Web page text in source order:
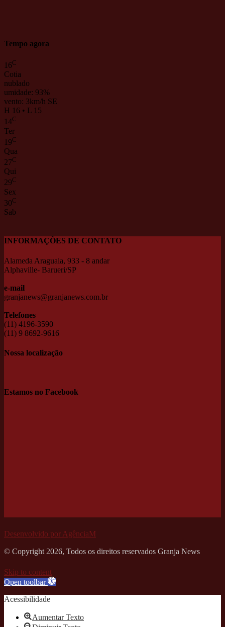
Tempo agora
16C
Cotia
nublado
umidade: 93%
vento: 3km/h SE
H 16 • L 15
14C
Ter
19C
Qua
27C
Qui
29C
Sex
30C
Sab
INFORMAÇÕES DE CONTATO
Alameda Araguaia, 933 - 8 andar
Alphaville- Barueri/SP
e-mail
granjanews@granjanews.com.br
Telefones
(11) 4196-3590
(11) 9 8692-9616
Nossa localização
Estamos no Facebook
Desenvolvido por AgênciaM
© Copyright 2026, Todos os direitos reservados Granja News
Skip to content
Open toolbar
Acessibilidade
Aumentar Texto